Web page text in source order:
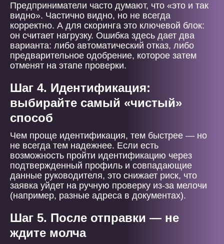
Предприниматели часто думают, что «это и так
видно». Частично видно, но не всегда
корректно. А для скоринга это ключевой блок:
он считает нагрузку. Ошибка здесь дает два
варианта: либо автоматический отказ, либо
предварительное одобрение, которое затем
отменят на этапе проверки.
Шаг 4. Идентификация:
выбирайте самый «чистый»
способ
Чем проще идентификация, тем быстрее — но
не всегда тем надежнее. Если есть
возможность пройти идентификацию через
подтвержденный профиль и совпадающие
данные руководителя, это снижает риск, что
заявка уйдет на ручную проверку из-за мелочи
(например, разные адреса в документах).
Шаг 5. После отправки — не
ждите молча